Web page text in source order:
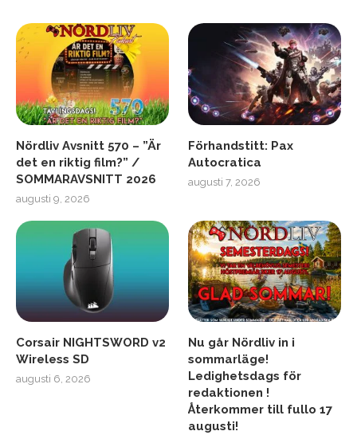
Nördliv Avsnitt 570 – ”Är
det en riktig film?” /
SOMMARAVSNITT 2026
augusti 9, 2026
Förhandstitt: Pax
Autocratica
augusti 7, 2026
Corsair NIGHTSWORD v2
Wireless SD
augusti 6, 2026
Nu går Nördliv in i
sommarläge!
Ledighetsdags för
redaktionen !
Återkommer till fullo 17
augusti!